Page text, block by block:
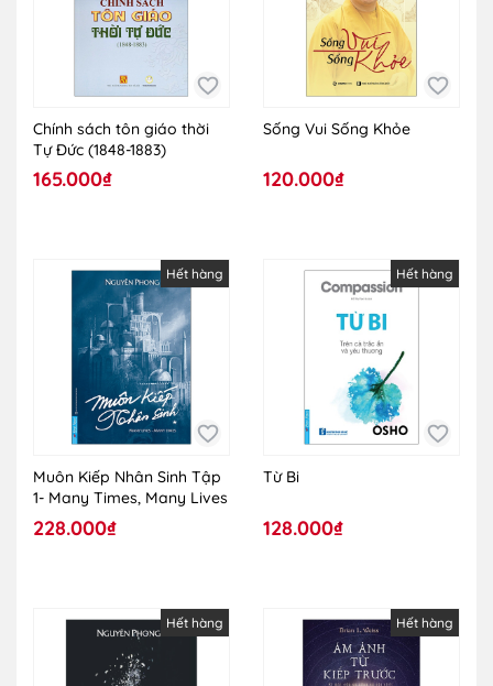
Chính sách tôn giáo thời
Tự Đức (1848-1883)
165.000₫
Sống Vui Sống Khỏe
120.000₫
Hết hàng
Muôn Kiếp Nhân Sinh Tập
1- Many Times, Many Lives
228.000₫
Hết hàng
Từ Bi
128.000₫
Hết hàng Hết hàng